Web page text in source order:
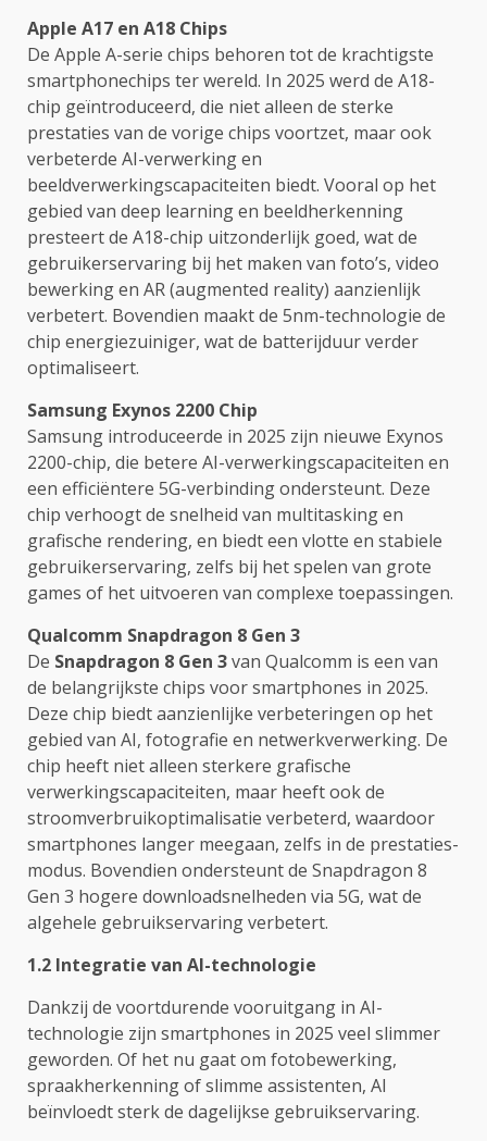
Apple A17 en A18 Chips
De Apple A-serie chips behoren tot de krachtigste
smartphonechips ter wereld. In 2025 werd de A18-
chip geïntroduceerd, die niet alleen de sterke
prestaties van de vorige chips voortzet, maar ook
verbeterde AI-verwerking en
beeldverwerkingscapaciteiten biedt. Vooral op het
gebied van deep learning en beeldherkenning
presteert de A18-chip uitzonderlijk goed, wat de
gebruikerservaring bij het maken van foto’s, video
bewerking en AR (augmented reality) aanzienlijk
verbetert. Bovendien maakt de 5nm-technologie de
chip energiezuiniger, wat de batterijduur verder
optimaliseert.
Samsung Exynos 2200 Chip
Samsung introduceerde in 2025 zijn nieuwe Exynos
2200-chip, die betere AI-verwerkingscapaciteiten en
een efficiëntere 5G-verbinding ondersteunt. Deze
chip verhoogt de snelheid van multitasking en
grafische rendering, en biedt een vlotte en stabiele
gebruikerservaring, zelfs bij het spelen van grote
games of het uitvoeren van complexe toepassingen.
Qualcomm Snapdragon 8 Gen 3
De Snapdragon 8 Gen 3van Qualcomm is een van
de belangrijkste chips voor smartphones in 2025.
Deze chip biedt aanzienlijke verbeteringen op het
gebied van AI, fotografie en netwerkverwerking. De
chip heeft niet alleen sterkere grafische
verwerkingscapaciteiten, maar heeft ook de
stroomverbruikoptimalisatie verbeterd, waardoor
smartphones langer meegaan, zelfs in de prestaties-
modus. Bovendien ondersteunt de Snapdragon 8
Gen 3 hogere downloadsnelheden via 5G, wat de
algehele gebruikservaring verbetert.
1.2 Integratie van AI-technologie
Dankzij de voortdurende vooruitgang in AI-
technologie zijn smartphones in 2025 veel slimmer
geworden. Of het nu gaat om fotobewerking,
spraakherkenning of slimme assistenten, AI
beïnvloedt sterk de dagelijkse gebruikservaring.